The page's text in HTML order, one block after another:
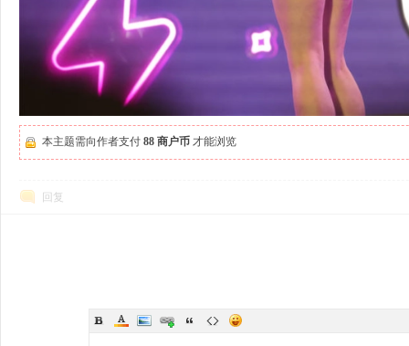
本主题需向作者支付 88 商户币 才能浏览
回复